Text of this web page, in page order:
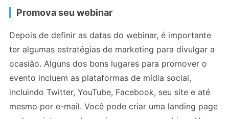
Promova seu webinar
Depois de definir as datas do webinar, é importante
ter algumas estratégias de marketing para divulgar a
ocasião. Alguns dos bons lugares para promover o
evento incluem as plataformas de mídia social,
incluindo Twitter, YouTube, Facebook, seu site e até
mesmo por e-mail. Você pode criar uma landing page